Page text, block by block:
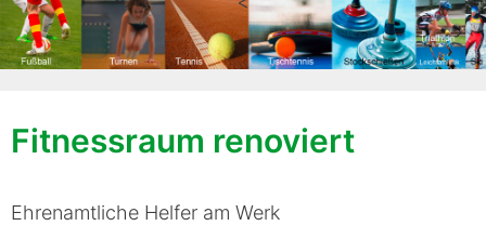
Fitnessraum renoviert
Ehrenamtliche Helfer am Werk